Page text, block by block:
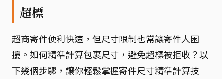
超標
超商寄件便利快速，但尺寸限制也常讓寄件人困
擾。如何精準計算包裹尺寸，避免超標被拒收？以
下幾個步驟，讓你輕鬆掌握寄件尺寸精準計算技